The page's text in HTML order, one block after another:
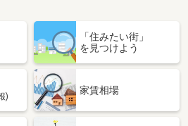
「住みたい街」
を見つけよう
)
家賃相場